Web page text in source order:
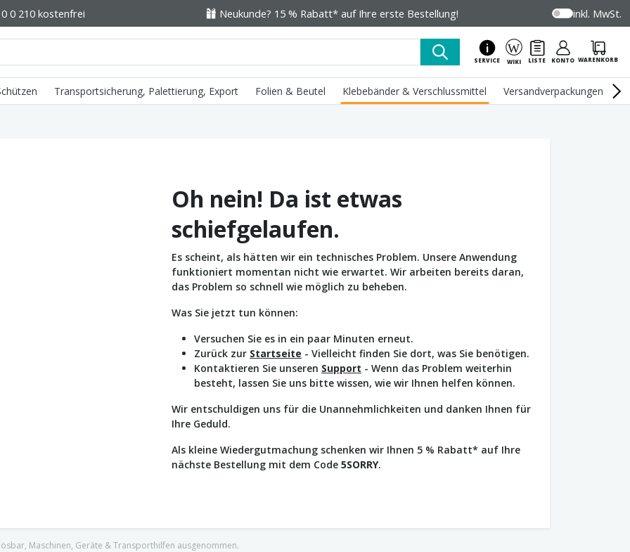
0 210 kostenfrei Neukunde? 15 % Rabatt* auf Ihre erste Bestellung! inkl. MwSt.
SERVICE WIKI LISTE KONTO WARENKORB
Transportsicherung, Palettierung, Export Folien & Beutel Klebebänder & Verschlussmittel Versandverpackungen
Oh nein! Da ist etwas
schiefgelaufen.
Es scheint, als hätten wir ein technisches Problem. Unsere Anwendung
funktioniert momentan nicht wie erwartet. Wir arbeiten bereits daran,
das Problem so schnell wie möglich zu beheben.
Was Sie jetzt tun können:
Versuchen Sie es in ein paar Minuten erneut.
Zurück zur Startseite - Vielleicht finden Sie dort, was Sie benötigen.
Kontaktieren Sie unseren Support - Wenn das Problem weiterhin
besteht, lassen Sie uns bitte wissen, wie wir Ihnen helfen können.
Wir entschuldigen uns für die Unannehmlichkeiten und danken Ihnen für
Ihre Geduld.
Als kleine Wiedergutmachung schenken wir Ihnen 5 % Rabatt* auf Ihre
nächste Bestellung mit dem Code 5SORRY.
Maschinen, Geräte & Transporthilfen ausgenommen.